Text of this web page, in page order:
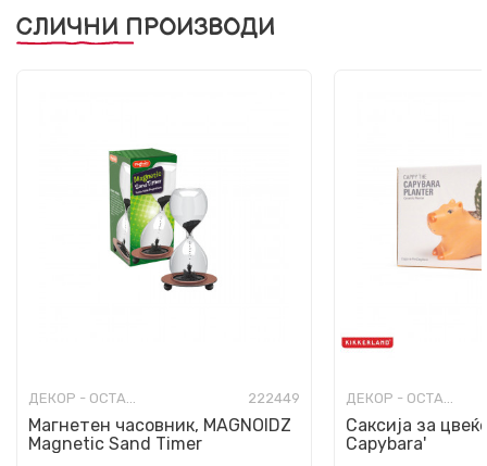
СЛИЧНИ ПРОИЗВОДИ
ДЕКОР - ОСТАНАТО 222449
Магнетен часовник, MAGNOIDZ
Magnetic Sand Timer
ДЕКОР - ОСТАНАТО
Саксија за
Capybara'